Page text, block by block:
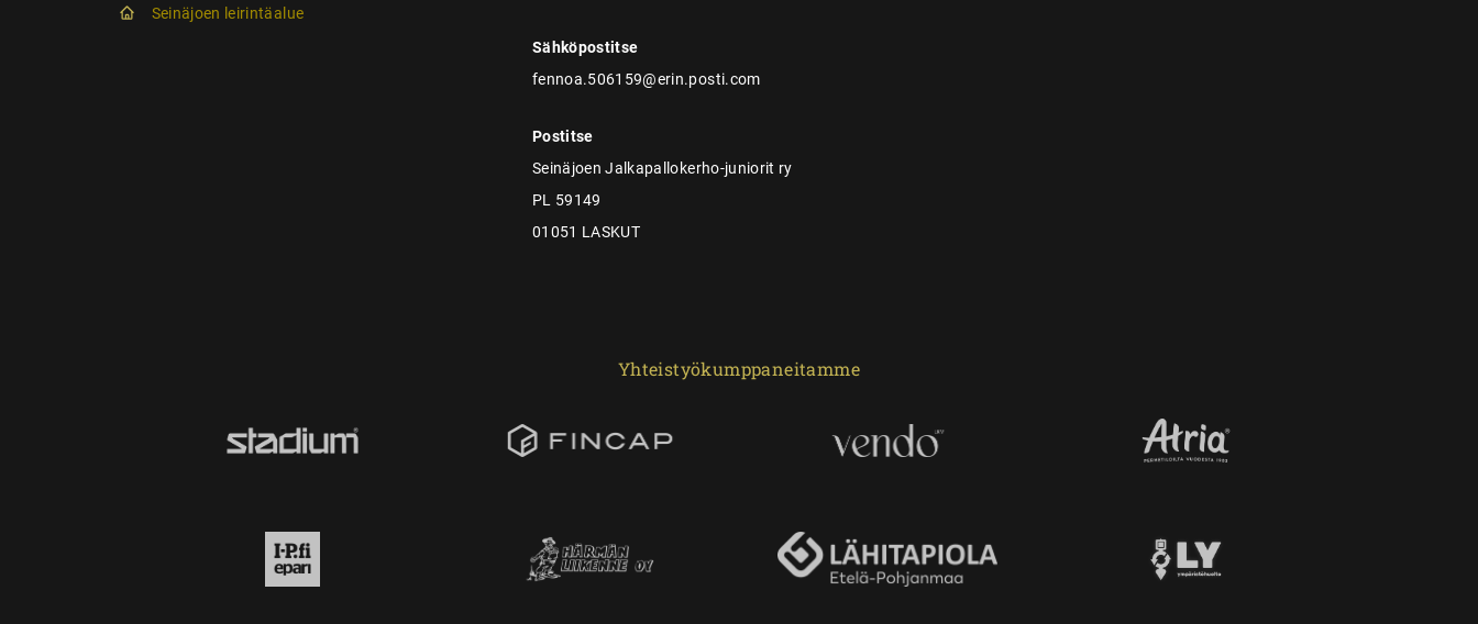
Seinäjoen leirintäalue
Sähköpostitse
fennoa.506159@erin.posti.com
Postitse
Seinäjoen Jalkapallokerho-juniorit ry
PL 59149
01051 LASKUT
Yhteistyökumppaneitamme